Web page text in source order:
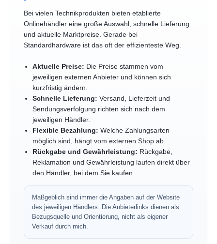
Bei vielen Technikprodukten bieten etablierte
Onlinehändler eine große Auswahl, schnelle Lieferung
und aktuelle Marktpreise. Gerade bei
Standardhardware ist das oft der effizienteste Weg.
Aktuelle Preise: Die Preise stammen vom
jeweiligen externen Anbieter und können sich
kurzfristig ändern.
Schnelle Lieferung: Versand, Lieferzeit und
Sendungsverfolgung richten sich nach dem
jeweiligen Händler.
Flexible Bezahlung: Welche Zahlungsarten
möglich sind, hängt vom externen Shop ab.
Rückgabe und Gewährleistung: Rückgabe,
Reklamation und Gewährleistung laufen direkt über
den Händler, bei dem Sie kaufen.
Maßgeblich sind immer die Angaben auf der Website
des jeweiligen Händlers. Die Anbieterlinks dienen als
Bezugsquelle und Orientierung, nicht als eigener
Verkauf durch mich.